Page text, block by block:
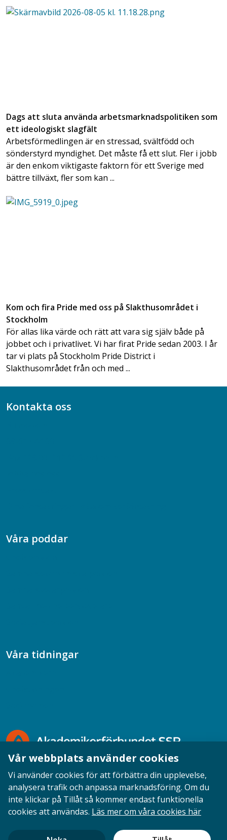
Dags att sluta använda arbetsmarknadspolitiken som
ett ideologiskt slagfält
Arbetsförmedlingen är en stressad, svältfödd och
sönderstyrd myndighet. Det måste få ett slut. Fler i jobb
är den enkom viktigaste faktorn för ett Sverige med
bättre tillväxt, fler som kan ...
Kom och fira Pride med oss på Slakthusområdet i
Stockholm
För allas lika värde och rätt att vara sig själv både på
jobbet och i privatlivet. Vi har firat Pride sedan 2003. I år
tar vi plats på Stockholm Pride District i
Slakthusområdet från och med ...
Kontakta oss
Våra poddar
Våra tidningar
Opinion English Personuppgifter Cookies
Vår webbplats använder cookies
Vi använder cookies för att förbättra din upplevelse,
analysera trafik och anpassa marknadsföring. Om du
inte klickar på Tillåt så kommer endast funktionella
cookies att användas. Läs mer om våra cookies här